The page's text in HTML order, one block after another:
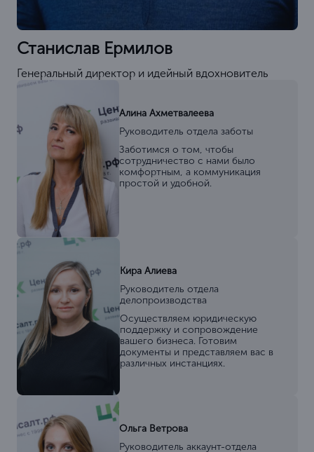
Станислав Ермилов
Генеральный директор и идейный вдохновитель
Алина Ахметвалеева
Руководитель отдела заботы
Заботимся о том, чтобы
сотрудничество с нами было
комфортным, а коммуникация
простой и удобной.
Кира Алиева
Руководитель отдела
делопроизводства
Осуществляем юридическую
поддержку и сопровождение
вашего бизнеса. Готовим
документы и представляем вас в
различных инстанциях.
Ольга Ветрова
Руководитель аккаунт-отдела